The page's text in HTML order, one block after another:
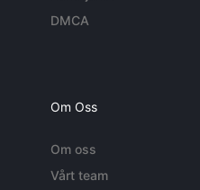
DMCA
Om Oss
Om oss
Vårt team